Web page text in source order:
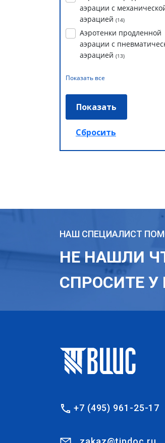
аэрации с
аэрацией (14)
Аэротенки продленной
аэрации с
аэрацией (13)
Показать все
НАШ СПЕЦИАЛИСТ
НЕ НАШЛИ
СПРОСИТЕ У
+7 (495) 961-25-17